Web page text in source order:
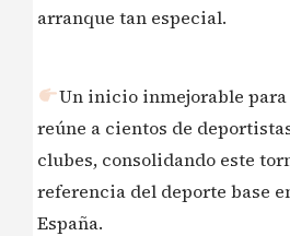
arranque tan especial.
Un inicio inmejorable
reúne a cientos de
clubes, consolidando este
referencia del deporte base
España.